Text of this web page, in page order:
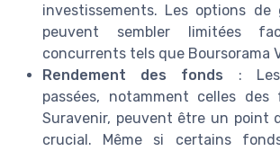
investissements. Les options de
peuvent sembler limitées
concurrents tels que Boursorama
Rendement des fonds : Les
passées, notamment celles
Suravenir, peuvent être un point
crucial. Même si certains